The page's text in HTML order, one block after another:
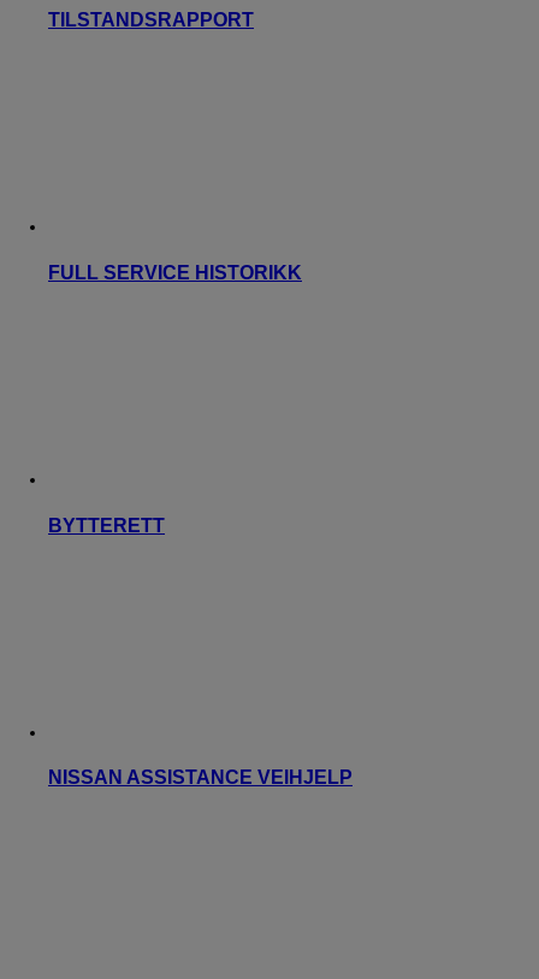
TILSTANDSRAPPORT
FULL SERVICE HISTORIKK
BYTTERETT
NISSAN ASSISTANCE VEIHJELP